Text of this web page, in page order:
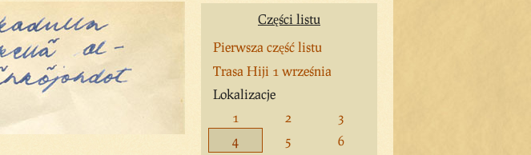
Części listu
Pierwsza część listu
Trasa Hiji 1 września
Lokalizacje
1
2
3
4
5
6